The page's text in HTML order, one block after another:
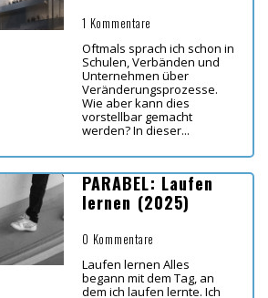
1 Kommentare
Oftmals sprach ich schon in
Schulen, Verbänden und
Unternehmen über
Veränderungsprozesse.
Wie aber kann dies
vorstellbar gemacht
werden? In dieser...
PARABEL: Laufen
lernen (2025)
0 Kommentare
Laufen lernen Alles
begann mit dem Tag, an
dem ich laufen lernte. Ich